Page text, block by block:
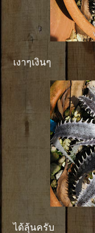
เงาๆเงินๆ
ได้ลุ้นครับ